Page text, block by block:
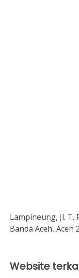
Lampineung, Jl. T.
Banda Aceh, Aceh
Website